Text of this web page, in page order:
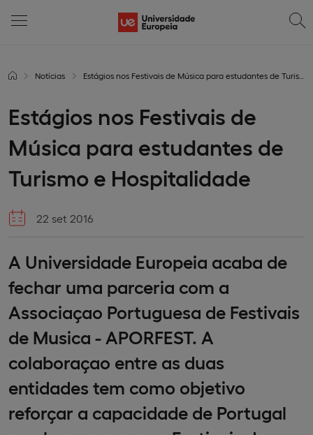
Notícias Estágios nos Festivais de Música para estudantes de Turismo e Hospitalidade
Estágios nos Festivais de
Música para estudantes de
Turismo e Hospitalidade
22 set 2016
A Universidade Europeia acaba de
fechar uma parceria com a
Associaçao Portuguesa de Festivais
de Musica - APORFEST. A
colaboraçao entre as duas
entidades tem como objetivo
reforçar a capacidade de Portugal